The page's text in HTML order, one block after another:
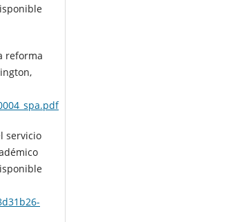
reforma
servicio